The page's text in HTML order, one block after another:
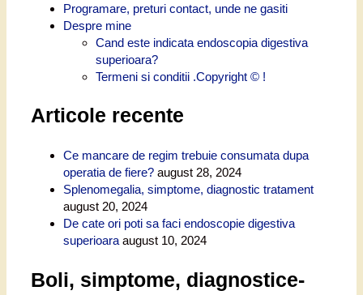
Programare, preturi contact, unde ne gasiti
Despre mine
Cand este indicata endoscopia digestiva
superioara?
Termeni si conditii .Copyright © !
Articole recente
Ce mancare de regim trebuie consumata dupa
operatia de fiere? august 28, 2024
Splenomegalia, simptome, diagnostic tratament
august 20, 2024
De cate ori poti sa faci endoscopie digestiva
superioara august 10, 2024
Boli, simptome, diagnostice-